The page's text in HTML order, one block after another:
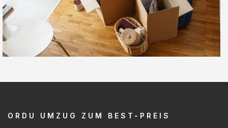
ORDU UMZUG ZUM BEST-PREIS